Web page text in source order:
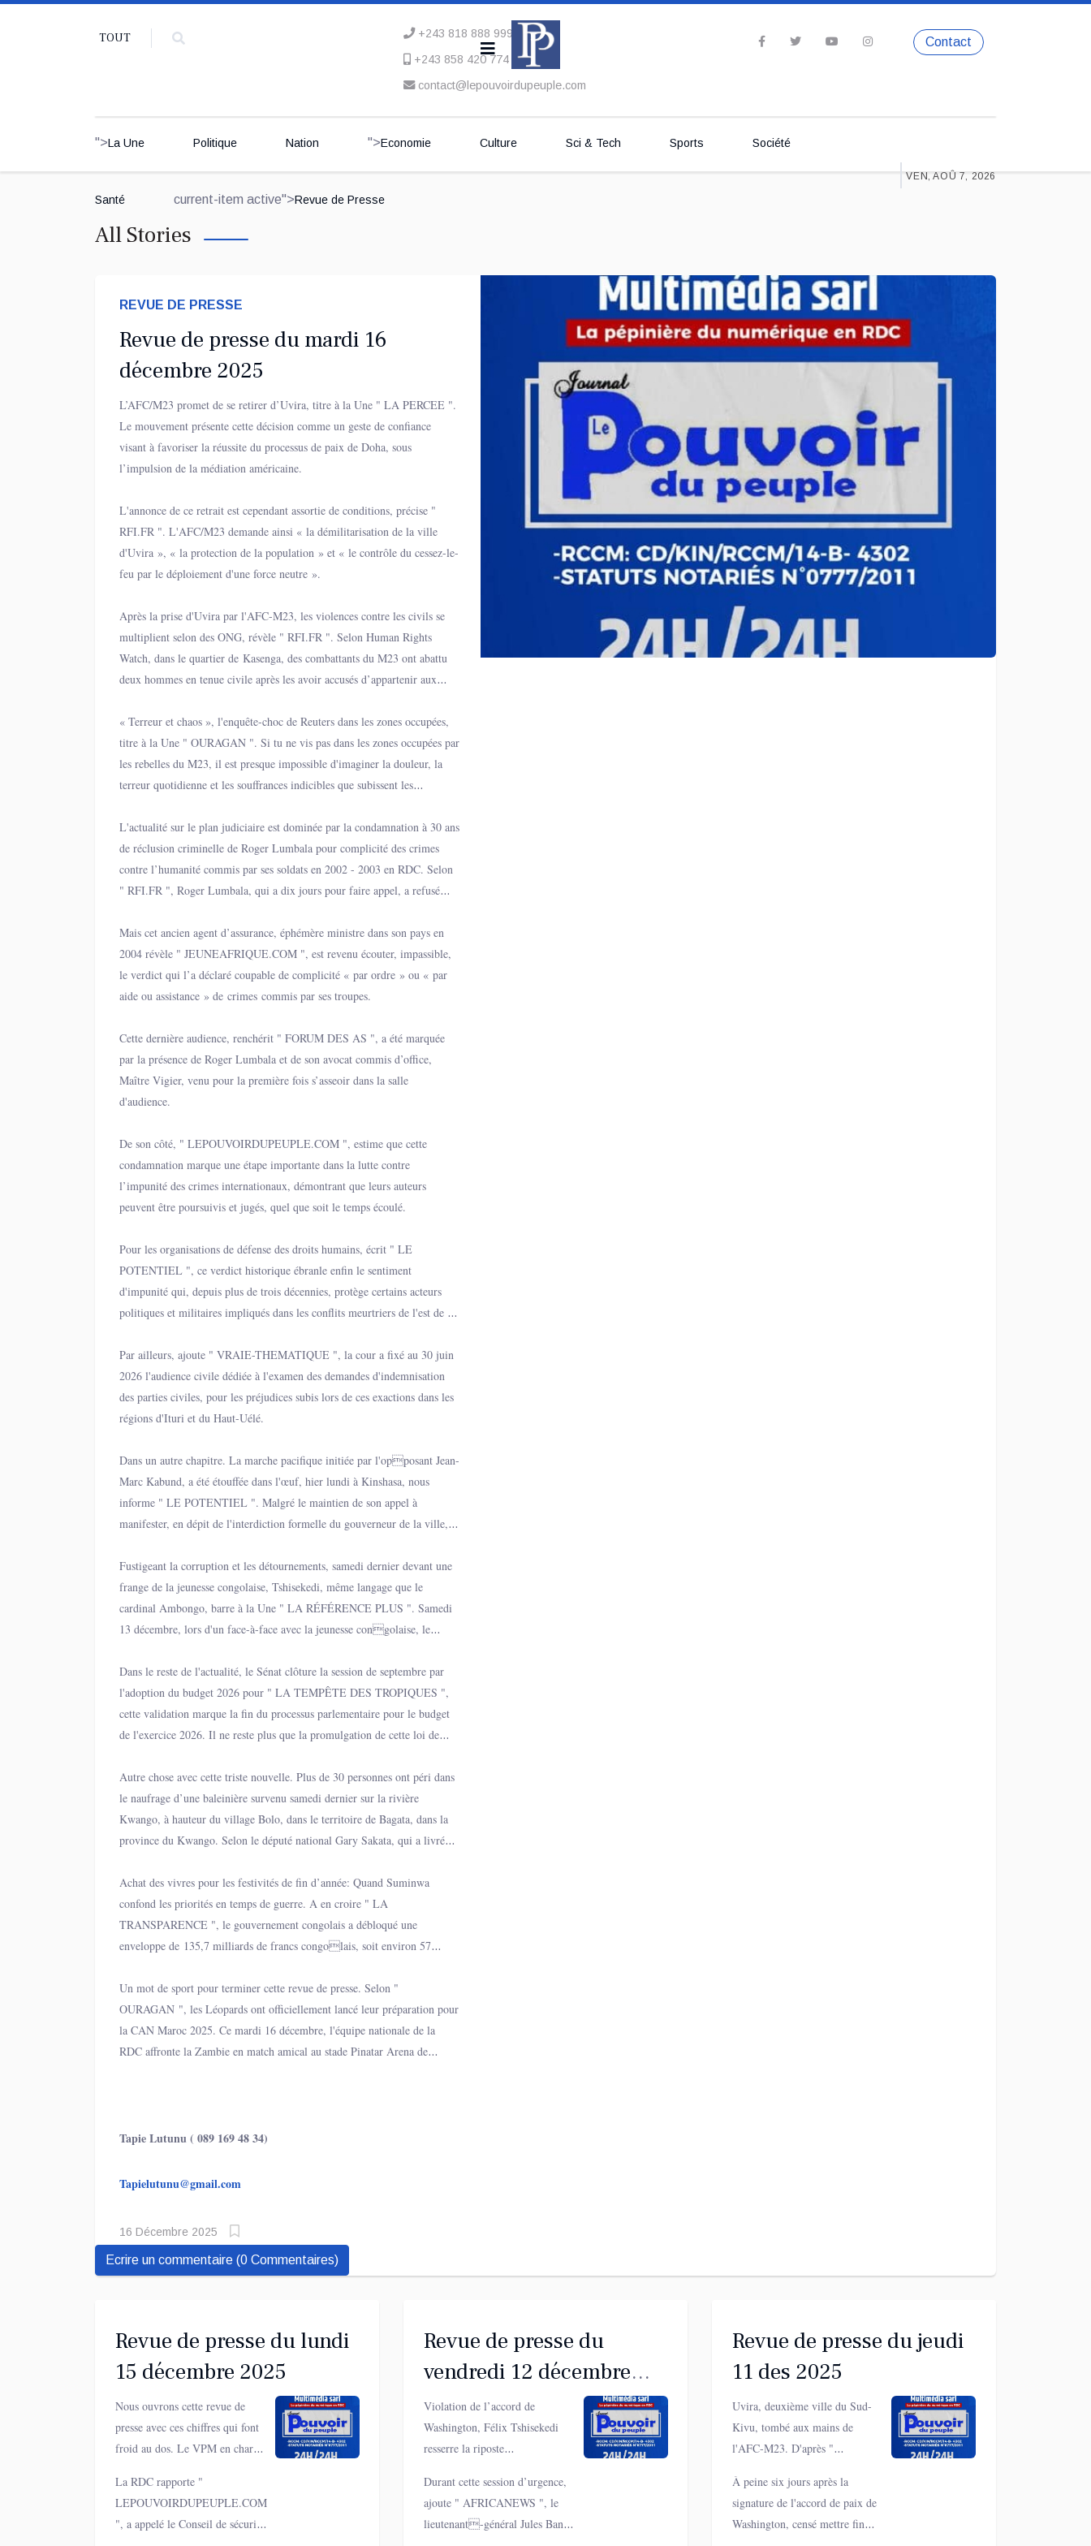
TOUT
+243 818 888 999
+243 858 420 774
contact@lepouvoirdupeuple.com
Contact
">La Une Politique Nation ">Economie Culture Sci & Tech Sports Société
Santé current-item active">Revue de Presse
VEN, AOÛ 7, 2026
All Stories
REVUE DE PRESSE
Revue de presse du mardi 16
décembre 2025
L’AFC/M23 promet de se retirer d’Uvira, titre à la Une " LA PERCEE ".
Le mouvement présente cette décision comme un geste de confiance
visant à favoriser la réussite du processus de paix de Doha, sous
l’impulsion de la médiation américaine.
L'annonce de ce retrait est cependant assortie de conditions, précise "
RFI.FR ". L'AFC/M23 demande ainsi « la démilitarisation de la ville
d'Uvira », « la protection de la population » et « le contrôle du cessez-le-
feu par le déploiement d'une force neutre ».
Après la prise d'Uvira par l'AFC-M23, les violences contre les civils se
multiplient selon des ONG, révèle " RFI.FR ". Selon Human Rights
Watch, dans le quartier de Kasenga, des combattants du M23 ont abattu
deux hommes en tenue civile après les avoir accusés d’appartenir aux
avoir refusé de remettre son téléphone, d’après un proche et un témoin
cités par l’organisation...
« Terreur et chaos », l'enquête-choc de Reuters dans les zones occupées,
titre à la Une " OURAGAN ". Si tu ne vis pas dans les zones occupées par
les rebelles du M23, il est presque impossible d'imaginer la douleur, la
terreur quotidienne et les souffrances indicibles que subissent les
devenus une arme de guerre, un instrument méthodique de domination, de
punition et d'anéantissement social. A en le Bi-hebdomadaire, les
combattants M23 tuent, mais ils violent aussi parfois avant de tuer, parfois
après avoir détruit les familles sous leurs yeux.
L'actualité sur le plan judiciaire est dominée par la condamnation à 30 ans
de réclusion criminelle de Roger Lumbala pour complicité des crimes
contre l’humanité commis par ses soldats en 2002 - 2003 en RDC. Selon
" RFI.FR ", Roger Lumbala, qui a dix jours pour faire appel, a refusé
Mais cet ancien agent d’assurance, éphémère ministre dans son pays en
2004 révèle " JEUNEAFRIQUE.COM ", est revenu écouter, impassible,
le verdict qui l’a déclaré coupable de complicité « par ordre » ou « par
aide ou assistance » de crimes commis par ses troupes.
Cette dernière audience, renchérit " FORUM DES AS ", a été marquée
par la présence de Roger Lumbala et de son avocat commis d’office,
Maître Vigier, venu pour la première fois s’asseoir dans la salle
d'audience.
De son côté, " LEPOUVOIRDUPEUPLE.COM ", estime que cette
condamnation marque une étape importante dans la lutte contre
l’impunité des crimes internationaux, démontrant que leurs auteurs
peuvent être poursuivis et jugés, quel que soit le temps écoulé.
Pour les organisations de défense des droits humains, écrit " LE
POTENTIEL ", ce verdict historique ébranle enfin le sentiment
d'impunité qui, depuis plus de trois décennies, protège certains acteurs
politiques et militaires impliqués dans les conflits meurtriers de l'est de la
Par ailleurs, ajoute " VRAIE-THEMATIQUE ", la cour a fixé au 30 juin
2026 l'audience civile dédiée à l'examen des demandes d'indemnisation
des parties civiles, pour les préjudices subis lors de ces exactions dans les
régions d'Ituri et du Haut-Uélé.
Dans un autre chapitre. La marche pacifique initiée par l'opposant Jean-
Marc Kabund, a été étouffée dans l'œuf, hier lundi à Kinshasa, nous
informe " LE POTENTIEL ". Malgré le maintien de son appel à
manifester, en dépit de l'interdiction formelle du gouverneur de la ville,
domicile, transformant l'événement en une démonstration de force des
autorités.
Fustigeant la corruption et les détournements, samedi dernier devant une
frange de la jeunesse congolaise, Tshisekedi, même langage que le
cardinal Ambongo, barre à la Une " LA RÉFÉRENCE PLUS ". Samedi
13 décembre, lors d'un face-à-face avec la jeunesse congolaise, le
détournements ainsi que plusieurs autres antivaleurs qui gangrènent la
société congolaise.
Dans le reste de l'actualité, le Sénat clôture la session de septembre par
l'adoption du budget 2026 pour " LA TEMPÊTE DES TROPIQUES ",
cette validation marque la fin du processus parlementaire pour le budget
de l'exercice 2026. Il ne reste plus que la promulgation de cette loi de
Autre chose avec cette triste nouvelle. Plus de 30 personnes ont péri dans
le naufrage d’une baleinière survenu samedi dernier sur la rivière
Kwango, à hauteur du village Bolo, dans le territoire de Bagata, dans la
province du Kwango. Selon le député national Gary Sakata, qui a livré
victimes étaient des enseignants en route vers Bandundu pour percevoir
leurs salaires.
Achat des vivres pour les festivités de fin d’année: Quand Suminwa
confond les priorités en temps de guerre. A en croire " LA
TRANSPARENCE ", le gouvernement congolais a débloqué une
enveloppe de 135,7 milliards de francs congolais, soit environ 57
festivités de fin d’année. Une décision budgétaire conforme aux
pratiques administratives, mais qui, dans le contexte actuel de guerre à
l’Est du pays, soulève de vives interrogations sur la hiérarchisation des
priorités nationales.
Un mot de sport pour terminer cette revue de presse. Selon "
OURAGAN ", les Léopards ont officiellement lancé leur préparation pour
la CAN Maroc 2025. Ce mardi 16 décembre, l'équipe nationale de la
RDC affronte la Zambie en match amical au stade Pinatar Arena de
Tapie Lutunu ( 089 169 48 34)
Tapielutunu@gmail.com
16 Décembre 2025
Ecrire un commentaire (0 Commentaires)
Revue de presse du lundi
15 décembre 2025
Nous ouvrons cette revue de
presse avec ces chiffres qui font
froid au dos. Le VPM en charge
Shabani, a annoncé, hier
dimanche au Sénat, que plus de
413 Congolais ont été tués par
La RDC rapporte "
LEPOUVOIRDUPEUPLE.COM
", a appelé le Conseil de sécurité
Revue de presse du
vendredi 12 décembre
2025
Violation de l’accord de
Washington, Félix Tshisekedi
resserre la riposte
INFOS27 ", la quatrième
réunion restreinte du
gouvernement, tenue hier jeudi,
Durant cette session d’urgence,
ajoute " AFRICANEWS ", le
lieutenant-général Jules Banza
Revue de presse du jeudi
11 des 2025
Uvira, deuxième ville du Sud-
Kivu, tombé aux mains de
l'AFC-M23. D'après "
cité portuaire, siège intérimaire
du gouvernorat provincial
depuis la chute de Bukavu, a été
À peine six jours après la
signature de l'accord de paix de
Washington, censé mettre fin